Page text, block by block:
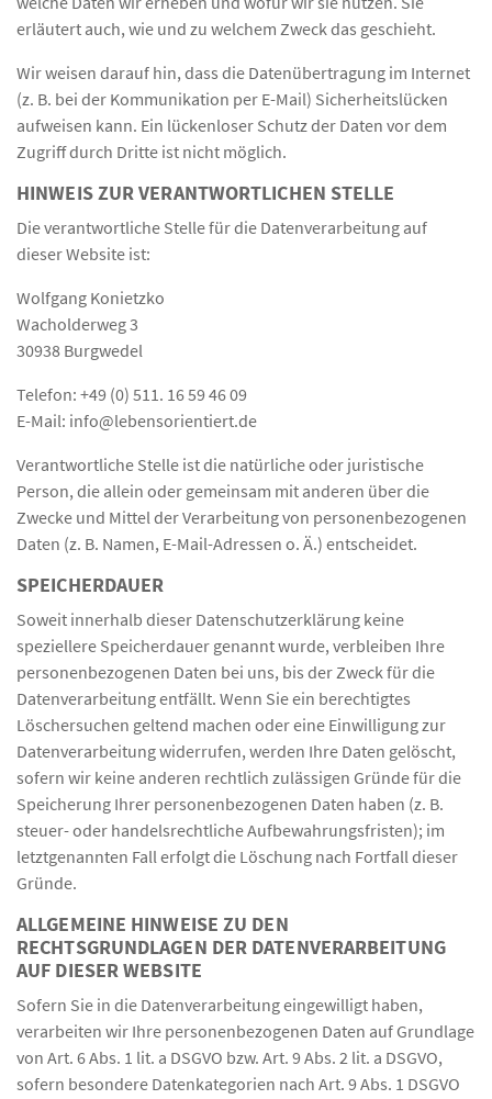
erläutert auch, wie und zu welchem Zweck das geschieht.
Wir weisen darauf hin, dass die Datenübertragung im Internet
(z. B. bei der Kommunikation per E-Mail) Sicherheitslücken
aufweisen kann. Ein lückenloser Schutz der Daten vor dem
Zugriff durch Dritte ist nicht möglich.
HINWEIS ZUR VERANTWORTLICHEN STELLE
Die verantwortliche Stelle für die Datenverarbeitung auf
dieser Website ist:
Wolfgang Konietzko
Wacholderweg 3
30938 Burgwedel
Telefon: +49 (0) 511. 16 59 46 09
E-Mail: info@lebensorientiert.de
Verantwortliche Stelle ist die natürliche oder juristische
Person, die allein oder gemeinsam mit anderen über die
Zwecke und Mittel der Verarbeitung von personenbezogenen
Daten (z. B. Namen, E-Mail-Adressen o. Ä.) entscheidet.
SPEICHERDAUER
Soweit innerhalb dieser Datenschutzerklärung keine
speziellere Speicherdauer genannt wurde, verbleiben Ihre
personenbezogenen Daten bei uns, bis der Zweck für die
Datenverarbeitung entfällt. Wenn Sie ein berechtigtes
Löschersuchen geltend machen oder eine Einwilligung zur
Datenverarbeitung widerrufen, werden Ihre Daten gelöscht,
sofern wir keine anderen rechtlich zulässigen Gründe für die
Speicherung Ihrer personenbezogenen Daten haben (z. B.
steuer- oder handelsrechtliche Aufbewahrungsfristen); im
letztgenannten Fall erfolgt die Löschung nach Fortfall dieser
Gründe.
ALLGEMEINE HINWEISE ZU DEN
RECHTSGRUNDLAGEN DER DATENVERARBEITUNG
AUF DIESER WEBSITE
Sofern Sie in die Datenverarbeitung eingewilligt haben,
verarbeiten wir Ihre personenbezogenen Daten auf Grundlage
von Art. 6 Abs. 1 lit. a DSGVO bzw. Art. 9 Abs. 2 lit. a DSGVO,
sofern besondere Datenkategorien nach Art. 9 Abs. 1 DSGVO